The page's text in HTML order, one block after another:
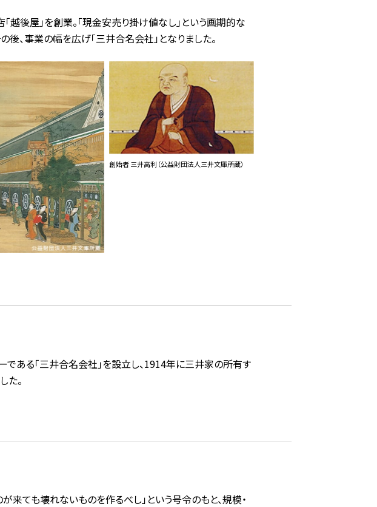
後屋」を創業。「現金安売り掛け値なし」という画期的な
後、事業の幅を広げ「三井合名会社」となりました。
創始者 三井高利（公益財団法人三井文庫所蔵）
である「三井合名会社」を設立し、1914年に三井家の所有す
た。
来ても壊れないものを作るべし」という号令のもと、規模・